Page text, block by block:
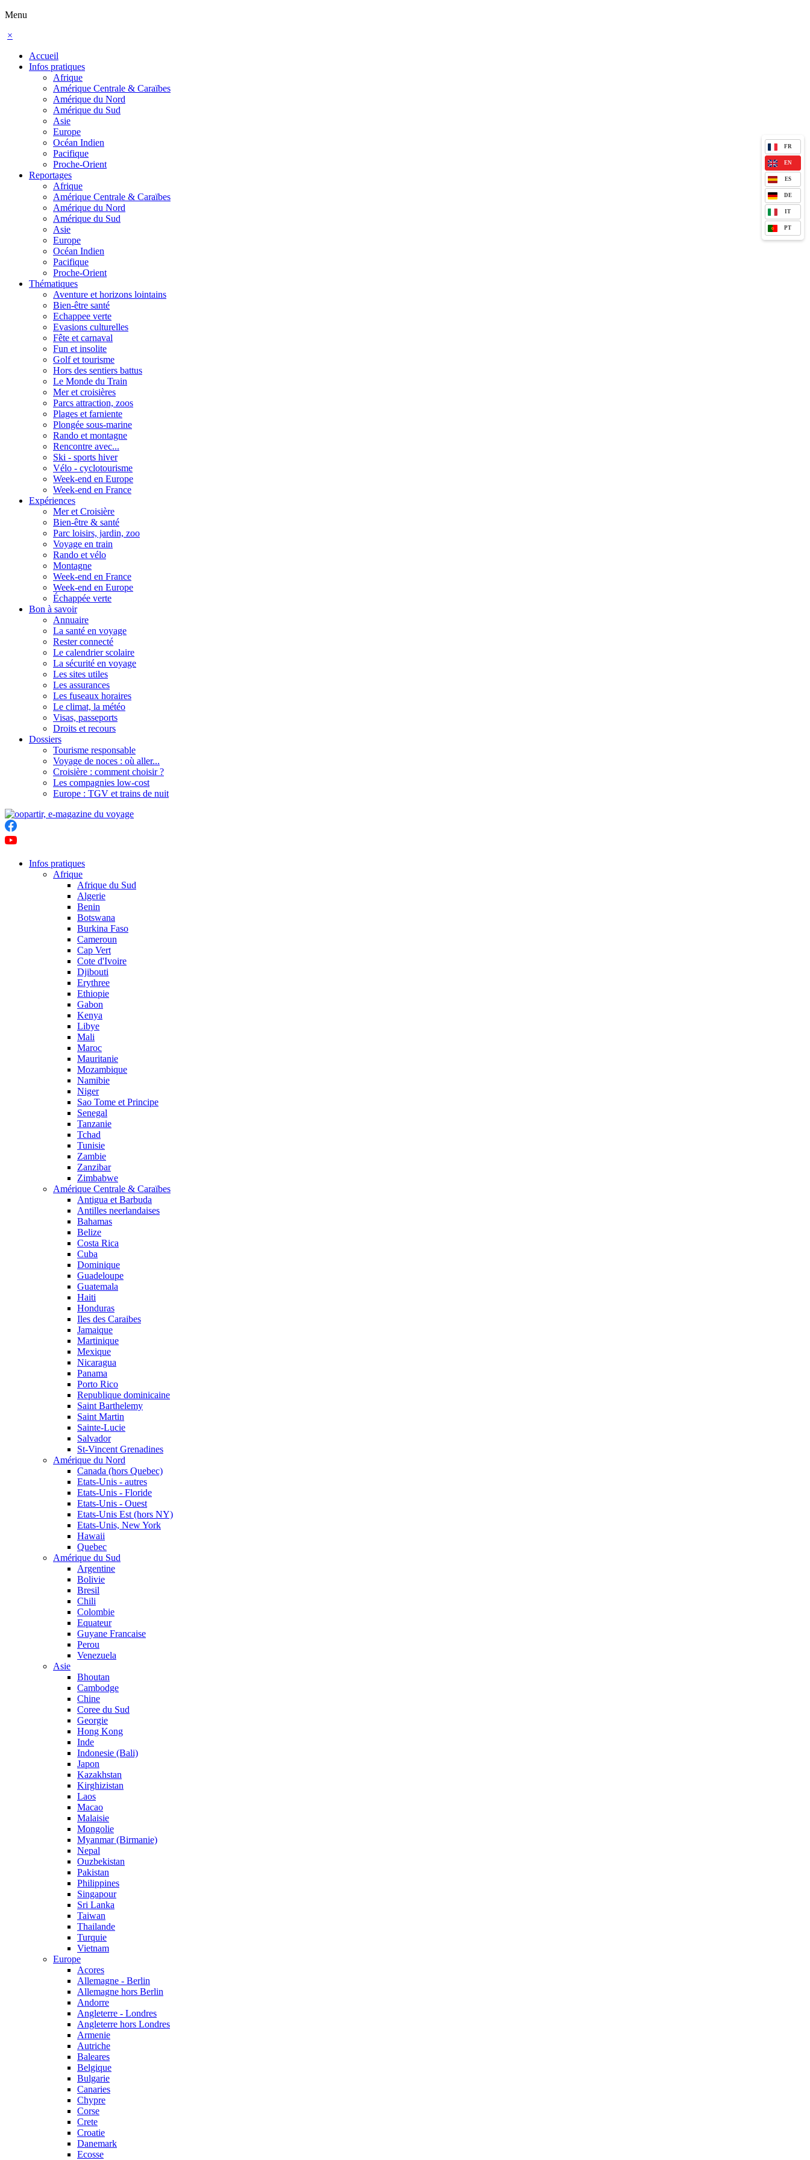
Menu
×
Accueil
Infos pratiques
Afrique
Amérique Centrale & Caraïbes
Amérique du Nord
Amérique du Sud
Asie
Europe
Océan Indien
Pacifique
Proche-Orient
Reportages
Afrique
Amérique Centrale & Caraïbes
Amérique du Nord
Amérique du Sud
Asie
Europe
Océan Indien
Pacifique
Proche-Orient
Thématiques
Aventure et horizons lointains
Bien-être santé
Echappee verte
Evasions culturelles
Fête et carnaval
Fun et insolite
Golf et tourisme
Hors des sentiers battus
Le Monde du Train
Mer et croisières
Parcs attraction, zoos
Plages et farniente
Plongée sous-marine
Rando et montagne
Rencontre avec...
Ski - sports hiver
Vélo - cyclotourisme
Week-end en Europe
Week-end en France
Expériences
Mer et Croisière
Bien-être & santé
Parc loisirs, jardin, zoo
Voyage en train
Rando et vélo
Montagne
Week-end en France
Week-end en Europe
Échappée verte
Bon à savoir
Annuaire
La santé en voyage
Rester connecté
Le calendrier scolaire
La sécurité en voyage
Les sites utiles
Les assurances
Les fuseaux horaires
Le climat, la météo
Visas, passeports
Droits et recours
Dossiers
Tourisme responsable
Voyage de noces : où aller...
Croisière : comment choisir ?
Les compagnies low-cost
Europe : TGV et trains de nuit
FR
EN
ES
DE
IT
PT
Infos pratiques
Afrique
Afrique du Sud
Algerie
Benin
Botswana
Burkina Faso
Cameroun
Cap Vert
Cote d'Ivoire
Djibouti
Erythree
Ethiopie
Gabon
Kenya
Libye
Mali
Maroc
Mauritanie
Mozambique
Namibie
Niger
Sao Tome et Principe
Senegal
Tanzanie
Tchad
Tunisie
Zambie
Zanzibar
Zimbabwe
Amérique Centrale & Caraïbes
Antigua et Barbuda
Antilles neerlandaises
Bahamas
Belize
Costa Rica
Cuba
Dominique
Guadeloupe
Guatemala
Haiti
Honduras
Iles des Caraibes
Jamaique
Martinique
Mexique
Nicaragua
Panama
Porto Rico
Republique dominicaine
Saint Barthelemy
Saint Martin
Sainte-Lucie
Salvador
St-Vincent Grenadines
Amérique du Nord
Canada (hors Quebec)
Etats-Unis - autres
Etats-Unis - Floride
Etats-Unis - Ouest
Etats-Unis Est (hors NY)
Etats-Unis, New York
Hawaii
Quebec
Amérique du Sud
Argentine
Bolivie
Bresil
Chili
Colombie
Equateur
Guyane Francaise
Perou
Venezuela
Asie
Bhoutan
Cambodge
Chine
Coree du Sud
Georgie
Hong Kong
Inde
Indonesie (Bali)
Japon
Kazakhstan
Kirghizistan
Laos
Macao
Malaisie
Mongolie
Myanmar (Birmanie)
Nepal
Ouzbekistan
Pakistan
Philippines
Singapour
Sri Lanka
Taiwan
Thailande
Turquie
Vietnam
Europe
Acores
Allemagne - Berlin
Allemagne hors Berlin
Andorre
Angleterre - Londres
Angleterre hors Londres
Armenie
Autriche
Baleares
Belgique
Bulgarie
Canaries
Chypre
Corse
Crete
Croatie
Danemark
Ecosse